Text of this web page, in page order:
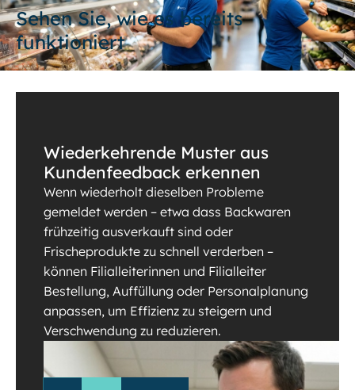
Sehen Sie, wie es bereits
funktioniert
Wiederkehrende Muster aus
Kundenfeedback erkennen
Wenn wiederholt dieselben Probleme
gemeldet werden – etwa dass Backwaren
frühzeitig ausverkauft sind oder
Frischeprodukte zu schnell verderben –
können Filialleiterinnen und Filialleiter
Bestellung, Auffüllung oder Personalplanung
anpassen, um Effizienz zu steigern und
Verschwendung zu reduzieren.